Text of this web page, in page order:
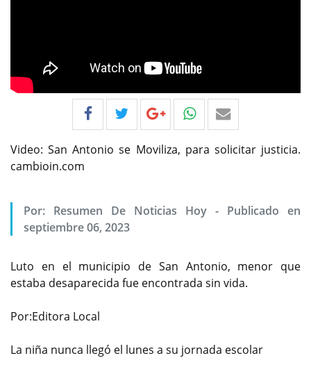
Video: San Antonio se Moviliza, para solicitar justicia.
cambioin.com
Por: Resumen De Noticias Hoy - Publicado en
septiembre 06, 2023
Luto en el municipio de San Antonio, menor que
estaba desaparecida fue encontrada sin vida.
Por:Editora Local
La niña nunca llegó el lunes a su jornada escolar